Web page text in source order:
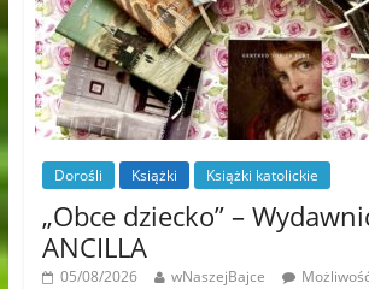
Dorośli Książki Książki katolickie
„Obce dziecko” –
ANCILLA
05/08/2026 wNaszejBajce